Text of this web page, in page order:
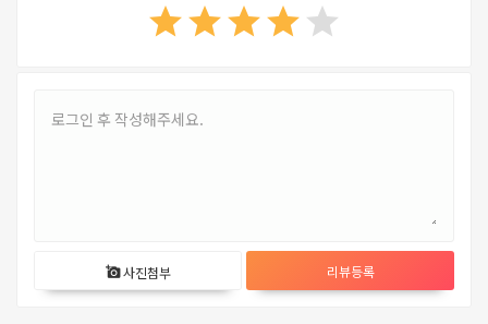
starstarstarstarstar
add_a_photo사진첨부 리뷰등록